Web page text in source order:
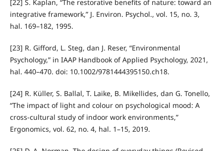
[22] S. Kaplan, “The restorative benefits of nature: toward an
integrative framework,” J. Environ. Psychol., vol. 15, no. 3,
hal. 169–182, 1995.
[23] R. Gifford, L. Steg, dan J. Reser, “Environmental
Psychology,” in IAAP Handbook of Applied Psychology, 2021,
hal. 440–470. doi: 10.1002/9781444395150.ch18.
[24] R. Küller, S. Ballal, T. Laike, B. Mikellides, dan G. Tonello,
“The impact of light and colour on psychological mood: A
cross-cultural study of indoor work environments,”
Ergonomics, vol. 62, no. 4, hal. 1–15, 2019.